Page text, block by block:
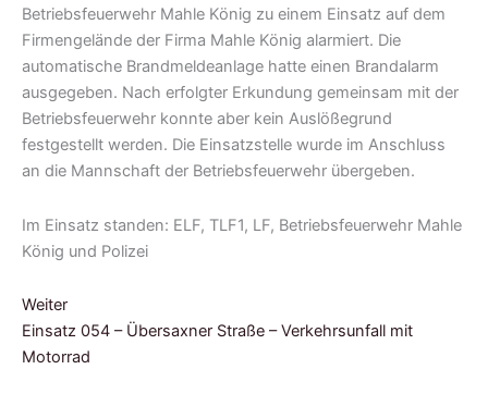
Betriebsfeuerwehr Mahle König zu einem Einsatz auf dem
Firmengelände der Firma Mahle König alarmiert. Die
automatische Brandmeldeanlage hatte einen Brandalarm
ausgegeben. Nach erfolgter Erkundung gemeinsam mit der
Betriebsfeuerwehr konnte aber kein Auslößegrund
festgestellt werden. Die Einsatzstelle wurde im Anschluss
an die Mannschaft der Betriebsfeuerwehr übergeben.
Im Einsatz standen: ELF, TLF1, LF, Betriebsfeuerwehr Mahle
König und Polizei
Weiter
Einsatz 054 – Übersaxner Straße – Verkehrsunfall mit
Motorrad